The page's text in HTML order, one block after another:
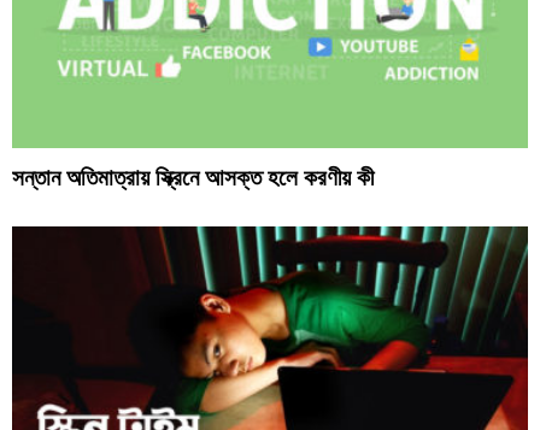
সন্তান অতিমাত্রায় স্ক্রিনে আসক্ত হলে করণীয় কী